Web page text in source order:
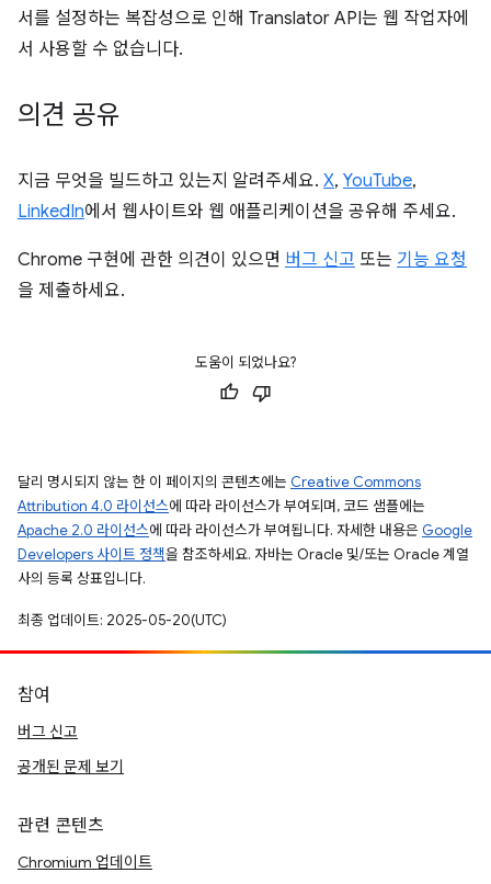
서를 설정하는 복잡성으로 인해 Translator API는 웹 작업자에
서 사용할 수 없습니다.
의견 공유
지금 무엇을 빌드하고 있는지 알려주세요. X, YouTube,
LinkedIn에서 웹사이트와 웹 애플리케이션을 공유해 주세요.
Chrome 구현에 관한 의견이 있으면 버그 신고 또는 기능 요청
을 제출하세요.
도움이 되었나요?
달리 명시되지 않는 한 이 페이지의 콘텐츠에는 Creative Commons
Attribution 4.0 라이선스에 따라 라이선스가 부여되며, 코드 샘플에는
Apache 2.0 라이선스에 따라 라이선스가 부여됩니다. 자세한 내용은 Google
Developers 사이트 정책을 참조하세요. 자바는 Oracle 및/또는 Oracle 계열
사의 등록 상표입니다.
최종 업데이트: 2025-05-20(UTC)
참여
버그 신고
공개된 문제 보기
관련 콘텐츠
Chromium 업데이트